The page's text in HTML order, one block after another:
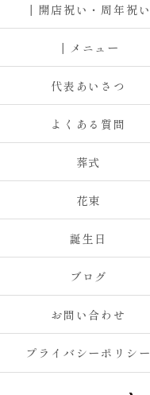
┃開店祝い・周年祝い
┃メニュー
代表あいさつ
よくある質問
葬式
花束
誕生日
ブログ
お問い合わせ
プライバシーポリシー